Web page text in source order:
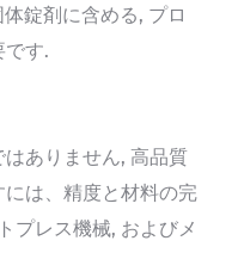
錠剤に含める, プロ
です.
ありません, 高品質
は、精度と材料の完
プレス機械, およびメ